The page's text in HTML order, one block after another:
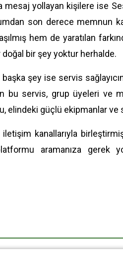
mesaj yollayan kişilere ise
son derece memnun
hem de yaratılan
bir şey yoktur herhalde.
şey ise servis
bu servis, grup üyeleri ve
elindeki güçlü ekipmanlar
iletişim kanallarıyla
aramanıza gerek